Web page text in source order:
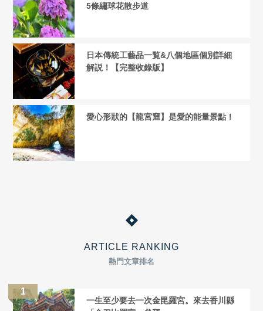
5條繡球花散步道
日本傳統工藝品一覧&八個地區個別詳細
解説！【完整收錄版】
愛心形狀的【龍宮窟】是愛的能量景點！
ARTICLE RANKING
熱門文章排名
一生至少要去一次金毘羅宮。來去香川縣